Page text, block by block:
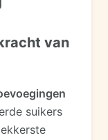
van
suikers